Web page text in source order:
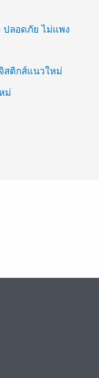
ปลอดภัย ไม่แพง
สติกส์แนวใหม่
ม่